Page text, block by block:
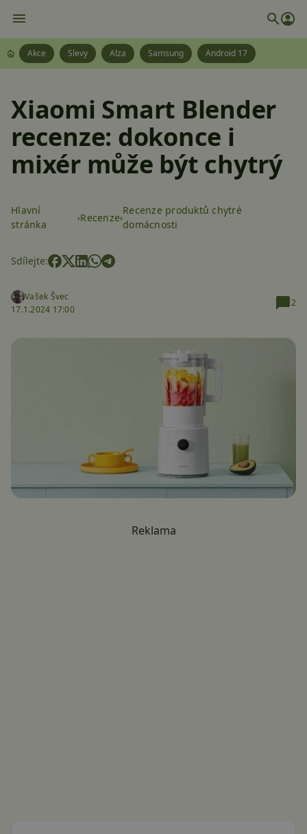
Akce Slevy Alza Samsung Android 17
Xiaomi Smart Blender
recenze: dokonce i
mixér může být chytrý
Hlavní
stránka
Recenze
Recenze produktů chytré
domácnosti
Sdílejte:
Vašek Švec
17.1.2024 17:00
2
Reklama